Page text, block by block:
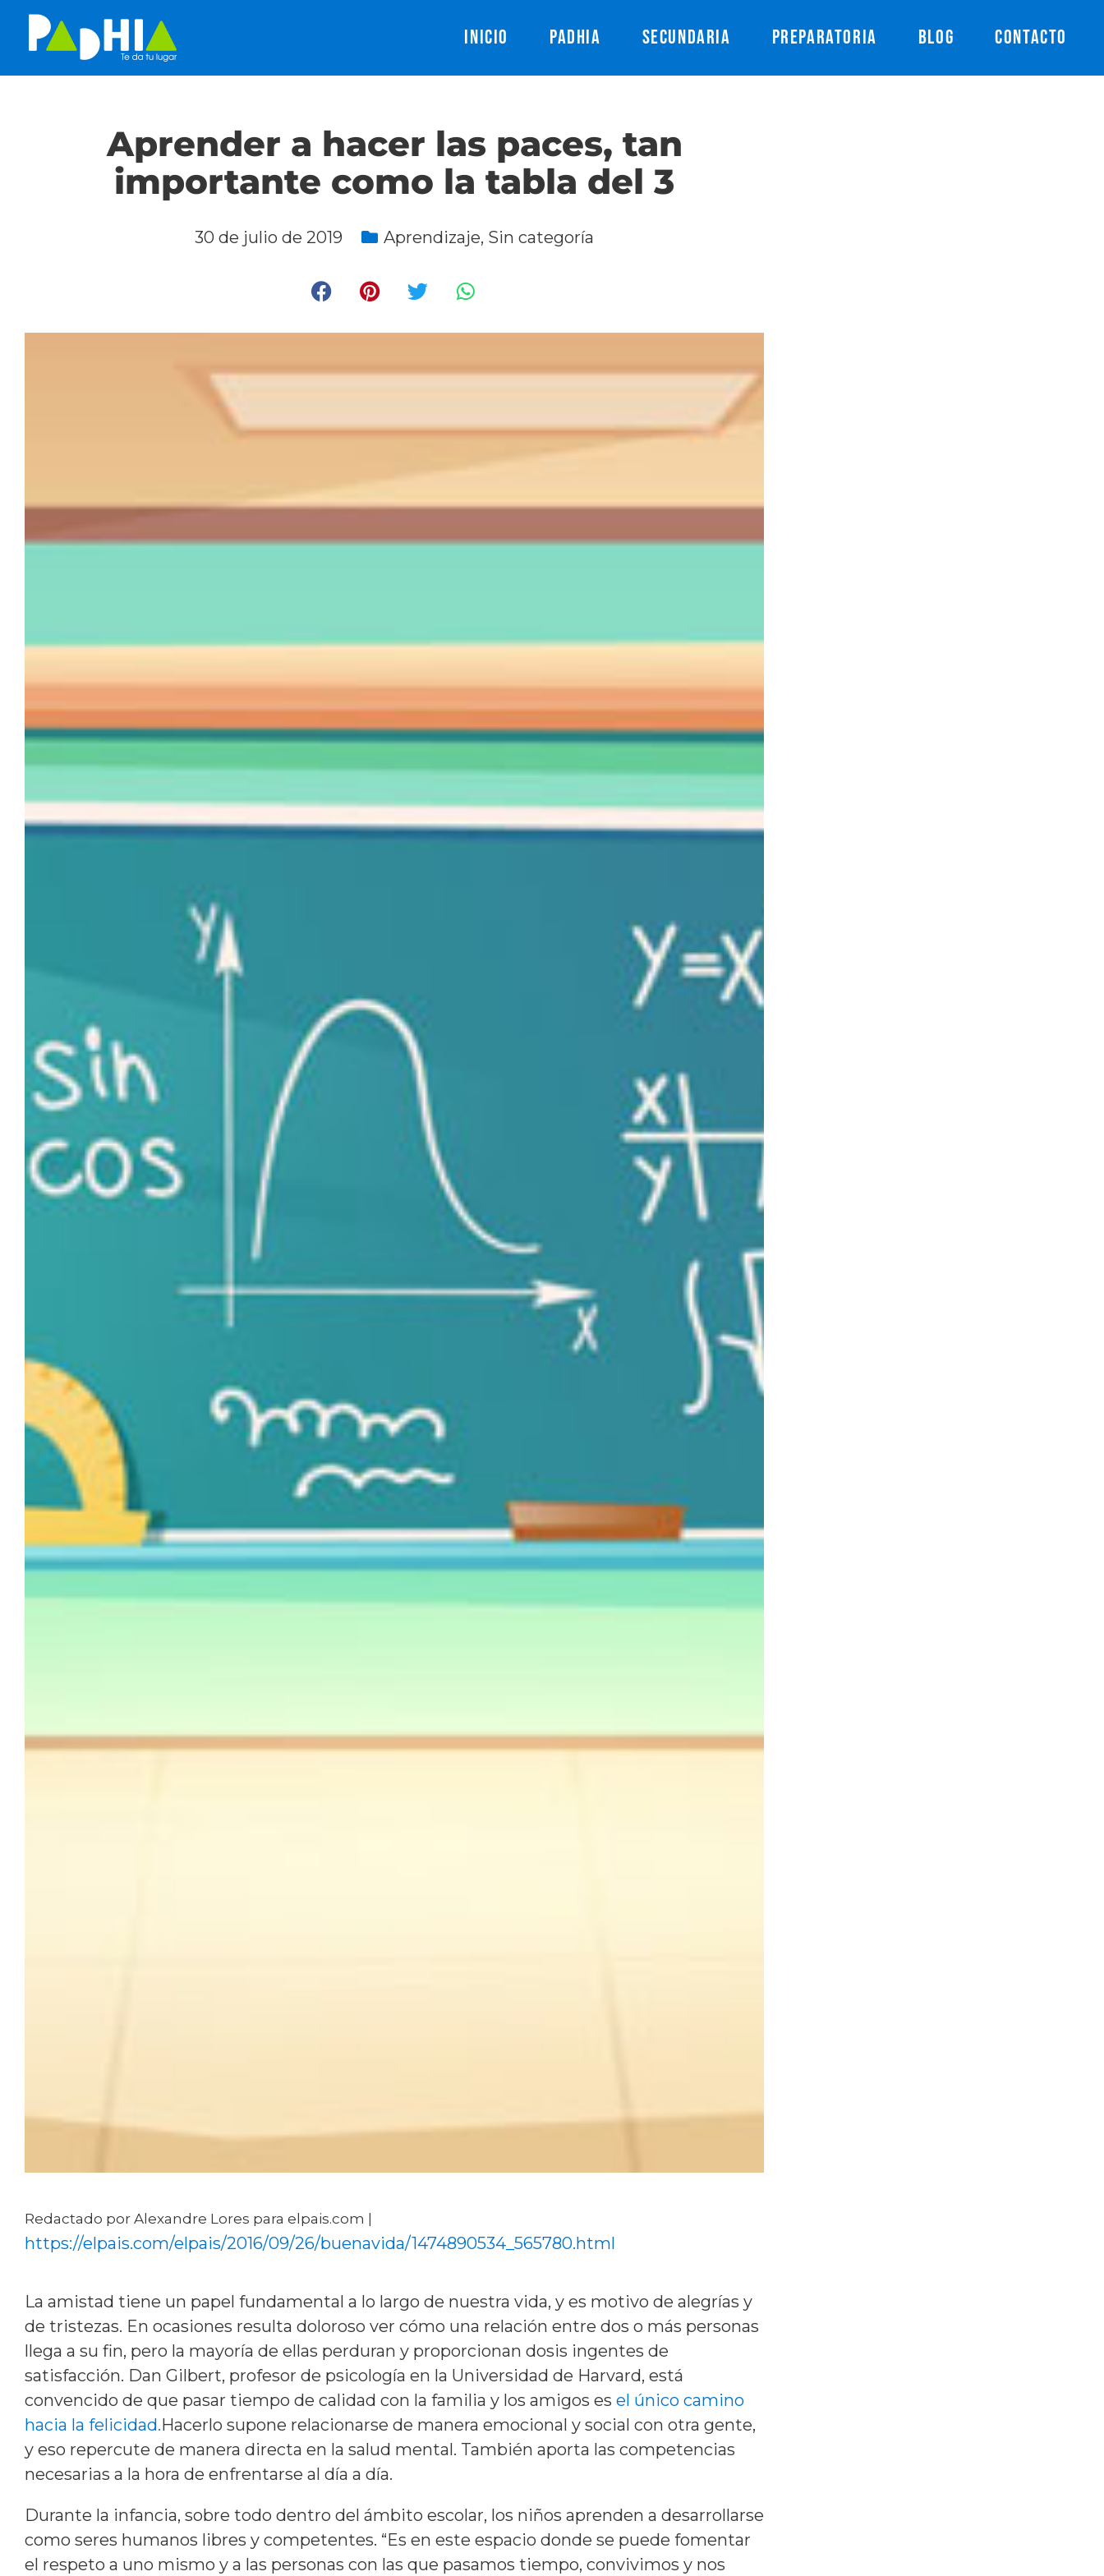
INICIO PADHIA SECUNDARIA PREPARATORIA BLOG CONTACTO
Aprender a hacer las paces, tan
importante como la tabla del 3
30 de julio de 2019 Aprendizaje, Sin categoría
Redactado por Alexandre Lores para elpais.com |
https://elpais.com/elpais/2016/09/26/buenavida/1474890534_565780.html
La amistad tiene un papel fundamental a lo largo de nuestra vida, y es motivo de alegrías y
de tristezas. En ocasiones resulta doloroso ver cómo una relación entre dos o más personas
llega a su fin, pero la mayoría de ellas perduran y proporcionan dosis ingentes de
satisfacción. Dan Gilbert, profesor de psicología en la Universidad de Harvard, está
convencido de que pasar tiempo de calidad con la familia y los amigos es el único camino
hacia la felicidad.Hacerlo supone relacionarse de manera emocional y social con otra gente,
y eso repercute de manera directa en la salud mental. También aporta las competencias
necesarias a la hora de enfrentarse al día a día.
Durante la infancia, sobre todo dentro del ámbito escolar, los niños aprenden a desarrollarse
como seres humanos libres y competentes. “Es en este espacio donde se puede fomentar
el respeto a uno mismo y a las personas con las que pasamos tiempo, convivimos y nos